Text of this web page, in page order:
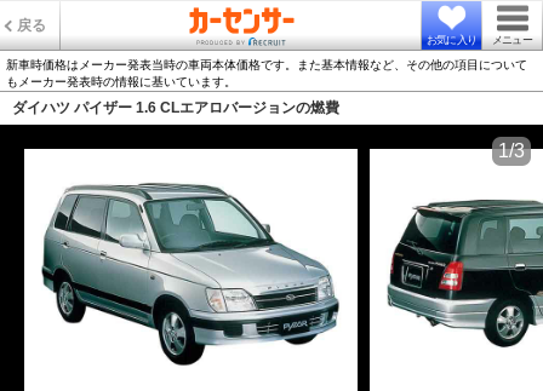
戻る
お気に入り メニュー
新車時価格はメーカー発表当時の車両本体価格です。また基本情報など、その他の項目について
もメーカー発表時の情報に基いています。
ダイハツ パイザー 1.6 CLエアロバージョンの燃費
1/3